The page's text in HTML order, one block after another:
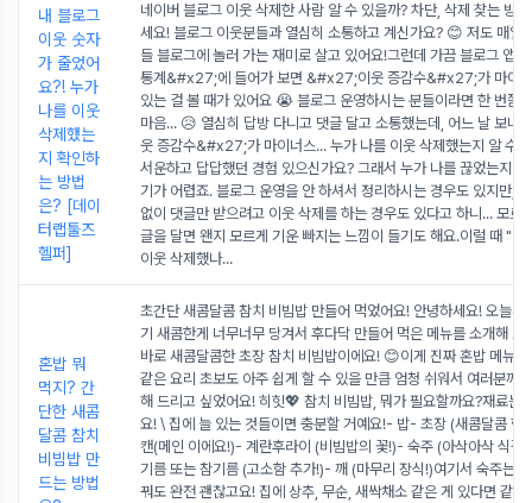
내 블로그
이웃 숫자
가 줄었어
요?! 누가
나를 이웃
삭제했는
지 확인하
는 방법
은? [데이
터랩툴즈
헬퍼]
네이버 블로그 이웃 삭제한 사람 알 수 있을까? 차단, 삭제 찾는 방
세요! 블로그 이웃분들과 열심히 소통하고 계신가요? 😊 저도 매일
들 블로그에 놀러 가는 재미로 살고 있어요!그런데 가끔 블로그 앱
통계&#x27;에 들어가 보면 &#x27;이웃 증감수&#x27;가 마이
있는 걸 볼 때가 있어요 😭 블로그 운영하시는 분들이라면 한 번쯤
마음... 😥 열심히 답방 다니고 댓글 달고 소통했는데, 어느 날 보
웃 증감수&#x27;가 마이너스... 누가 나를 이웃 삭제했는지 알 수
서운하고 답답했던 경험 있으신가요? 그래서 누가 나를 끊었는지
기가 어렵죠. 블로그 운영을 안 하셔서 정리하시는 경우도 있지만,
없이 댓글만 받으려고 이웃 삭제를 하는 경우도 있다고 하니... 모르
글을 달면 왠지 모르게 기운 빠지는 느낌이 들기도 해요.이럴 때 "어
이웃 삭제했나...
혼밥 뭐
먹지? 간
단한 새콤
달콤 참치
비빔밥 만
드는 방법
초간단 새콤달콤 참치 비빔밥 만들어 먹었어요! 안녕하세요! 오늘은
기 새콤한게 너무너무 당겨서 후다닥 만들어 먹은 메뉴를 소개해 드
바로 새콤달콤한 초장 참치 비빔밥이에요! 😊이게 진짜 혼밥 메뉴로
같은 요리 초보도 아주 쉽게 할 수 있을 만큼 엄청 쉬워서 여러분께
해 드리고 싶었어요! 히힛💖 참치 비빔밥, 뭐가 필요할까요?재료는
요! \ 집에 늘 있는 것들이면 충분할 거예요!- 밥- 초장 (새콤달콤 핵
캔(메인 이에요!)- 계란후라이 (비빔밥의 꽃!)- 숙주 (아삭아삭 식감
기름 또는 참기름 (고소함 추가!)- 깨 (마무리 장식!)여기서 숙주는
꿔도 완전 괜찮고요! 집에 상추, 무순, 새싹채소 같은 게 있다면 같이